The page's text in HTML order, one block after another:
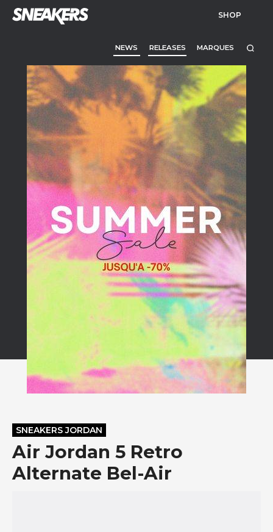
SHOP
NEWS RELEASES MARQUES
SNEAKERS JORDAN
Air Jordan 5 Retro
Alternate Bel-Air